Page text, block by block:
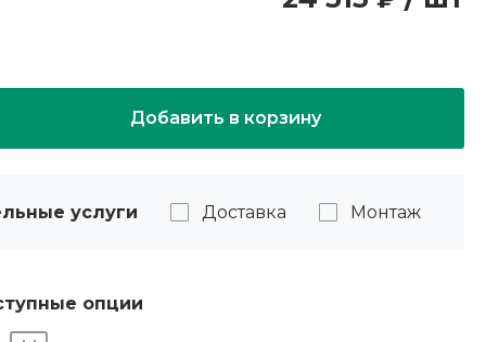
Добавить в корзину
услуги Доставка Монтаж
опции